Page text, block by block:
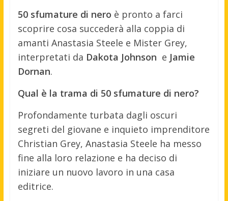
50 sfumature di nero è pronto a farci
scoprire cosa succederà alla coppia di
amanti Anastasia Steele e Mister Grey,
interpretati da Dakota Johnson e Jamie
Dornan.
Qual è la trama di 50 sfumature di nero?
Profondamente turbata dagli oscuri
segreti del giovane e inquieto imprenditore
Christian Grey, Anastasia Steele ha messo
fine alla loro relazione e ha deciso di
iniziare un nuovo lavoro in una casa
editrice.